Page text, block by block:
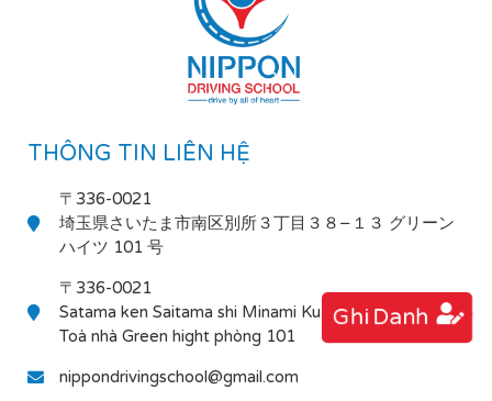
Ghi Danh
THÔNG TIN LIÊN HỆ
〒336-0021
埼玉県さいたま市南区別所３丁目３８−１３ グリーン
ハイツ 101 号
〒336-0021
Satama ken Saitama shi Minami Ku Bessho 3-38-13
Toà nhà Green hight phòng 101
nippondrivingschool@gmail.com